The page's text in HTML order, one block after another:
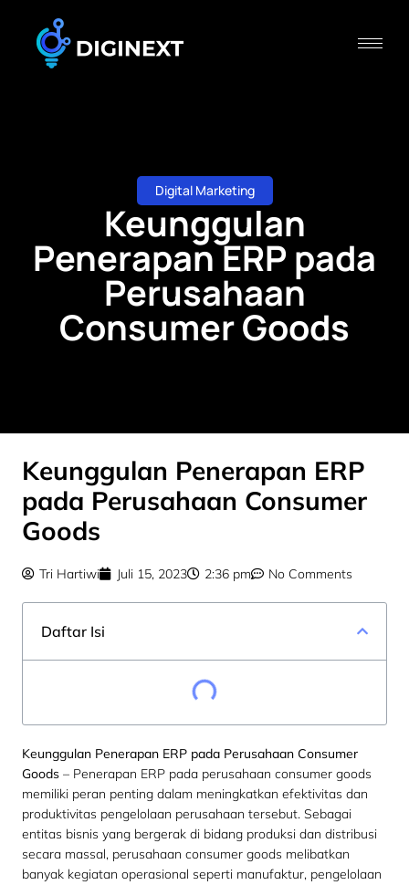
Digital Marketing
Keunggulan
Penerapan ERP pada
Perusahaan
Consumer Goods
Keunggulan Penerapan ERP
pada Perusahaan Consumer
Goods
Tri Hartiwi Juli 15, 2023 2:36 pm No Comments
Daftar Isi
Keunggulan Penerapan ERP pada Perusahaan Consumer
Goods – Penerapan ERP pada perusahaan consumer goods
memiliki peran penting dalam meningkatkan efektivitas dan
produktivitas pengelolaan perusahaan tersebut. Sebagai
entitas bisnis yang bergerak di bidang produksi dan distribusi
secara massal, perusahaan consumer goods melibatkan
banyak kegiatan operasional seperti manufaktur, pengelolaan